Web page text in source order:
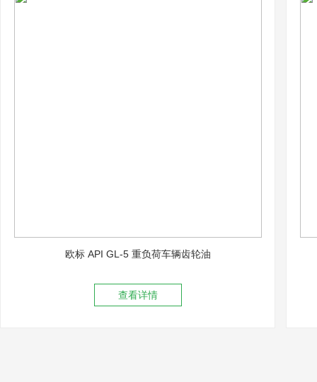
欧标 API GL-5 重负荷车辆齿轮油
查看详情